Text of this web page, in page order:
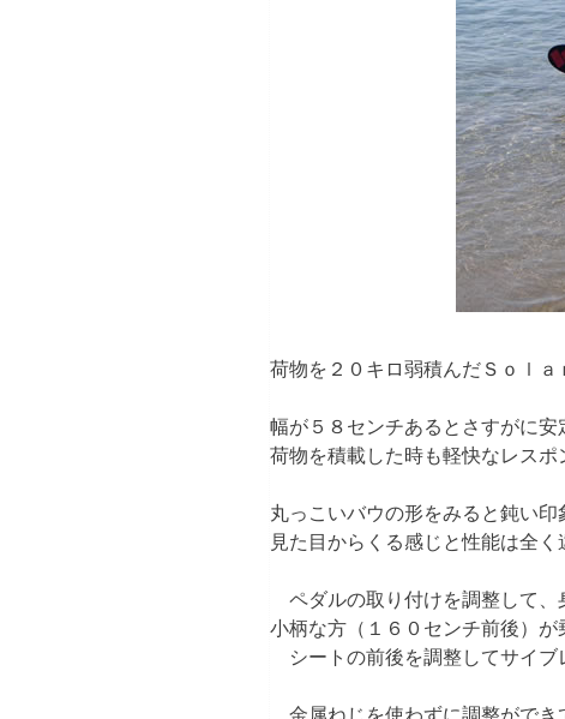
荷物を２０キロ弱積んだＳｏｌ
幅が５８センチあるとさすがに安
荷物を積載した時も軽快なレスポ
丸っこいバウの形をみると鈍い印
見た目からくる感じと性能は全く
ペダルの取り付けを調整して、
小柄な方（１６０センチ前後）が
シートの前後を調整してサイブ
金属ねじを使わずに調整ができ